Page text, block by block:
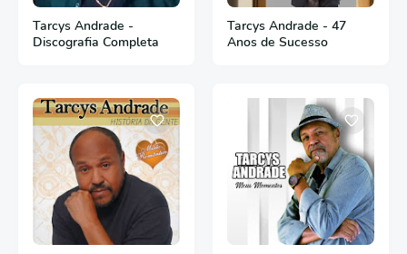
Tarcys Andrade -
Discografia Completa
Tarcys Andrade - 47
Anos de Sucesso